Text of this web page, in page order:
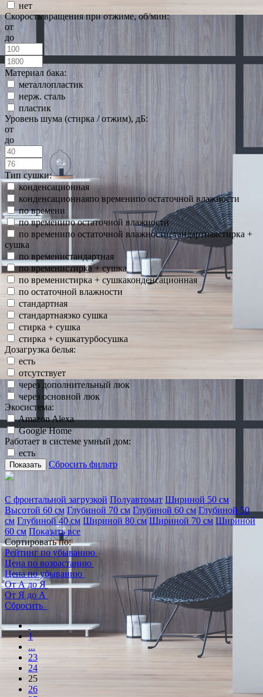
нет
Скорость вращения при отжиме, об/мин:
от
до
Материал бака:
металлопластик
нерж. сталь
пластик
Уровень шума (стирка / отжим), дБ:
от
до
Тип сушки:
конденсационная
конденсационнаяпо временипо остаточной влажности
по времени
по временипо остаточной влажности
по временипо остаточной влажностистандартнаястирка +
сушка
по временистандартная
по временистирка + сушка
по временистирка + сушкаконденсационная
по остаточной влажности
стандартная
стандартнаяэко сушка
стирка + сушка
стирка + сушкатурбосушка
Дозагрузка белья:
есть
отсутствует
через дополнительный люк
через основной люк
Экосистема:
Amazon Alexa
Google Home
Работает в системе умный дом:
есть
Показать Сбросить фильтр
С фронтальной загрузкой Полуавтомат Шириной 50 см
Высотой 60 см Глубиной 70 см Глубиной 60 см Глубиной 50
см Глубиной 40 см Шириной 80 см Шириной 70 см Шириной
60 см Показать все
Сортировать по:
Рейтинг по убыванию
Цена по возрастанию
Цена по убыванию
От А до Я
От Я до А
Сбросить
1
...
23
24
25
26